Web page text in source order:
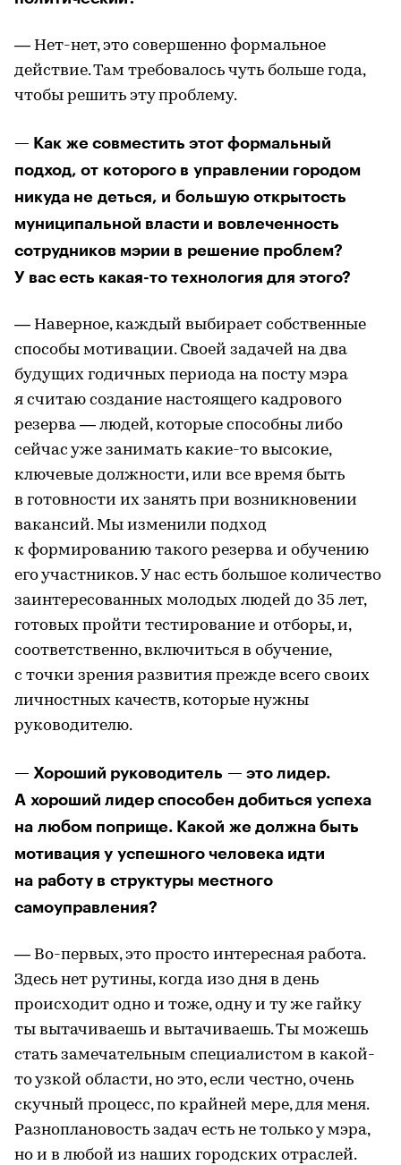
— Нет-нет, это совершенно формальное
действие. Там требовалось чуть больше года,
чтобы решить эту проблему.
— Как же совместить этот формальный
подход, от которого в управлении городом
никуда не деться, и большую открытость
муниципальной власти и вовлеченность
сотрудников мэрии в решение проблем?
У вас есть какая-то технология для этого?
— Наверное, каждый выбирает собственные
способы мотивации. Своей задачей на два
будущих годичных периода на посту мэра
я считаю создание настоящего кадрового
резерва — людей, которые способны либо
сейчас уже занимать какие-то высокие,
ключевые должности, или все время быть
в готовности их занять при возникновении
вакансий. Мы изменили подход
к формированию такого резерва и обучению
его участников. У нас есть большое количество
заинтересованных молодых людей до 35 лет,
готовых пройти тестирование и отборы, и,
соответственно, включиться в обучение,
с точки зрения развития прежде всего своих
личностных качеств, которые нужны
руководителю.
— Хороший руководитель — это лидер.
А хороший лидер способен добиться успеха
на любом поприще. Какой же должна быть
мотивация у успешного человека идти
на работу в структуры местного
самоуправления?
— Во-первых, это просто интересная работа.
Здесь нет рутины, когда изо дня в день
происходит одно и тоже, одну и ту же гайку
ты вытачиваешь и вытачиваешь. Ты можешь
стать замечательным специалистом в какой-
то узкой области, но это, если честно, очень
скучный процесс, по крайней мере, для меня.
Разноплановость задач есть не только у мэра,
но и в любой из наших городских отраслей.